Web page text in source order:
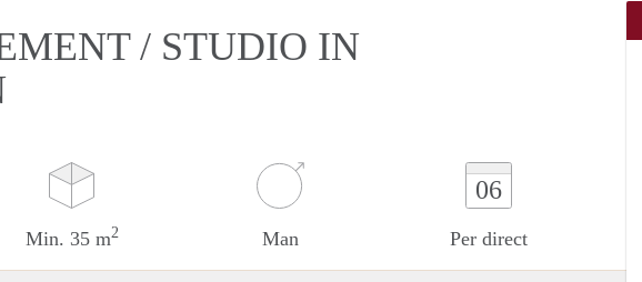
/ STUDIO IN
Min. 35 m2 Man
06
Per direct